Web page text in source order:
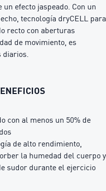
efecto jaspeado. Con un
tecnología dryCELL para
recto con aberturas
de movimiento, es
con al menos un 50% de
de alto rendimiento,
la humedad del cuerpo y
sudor durante el ejercicio